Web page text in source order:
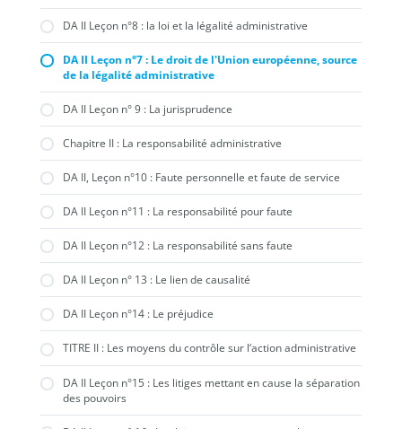
DA II Leçon n°8 : la loi et la légalité administrative
DA II Leçon n°7 : Le droit de l'Union européenne, source
de la légalité administrative
DA II Leçon n° 9 : La jurisprudence
Chapitre II : La responsabilité administrative
DA II, Leçon n°10 : Faute personnelle et faute de service
DA II Leçon n°11 : La responsabilité pour faute
DA II Leçon n°12 : La responsabilité sans faute
DA II Leçon n° 13 : Le lien de causalité
DA II Leçon n°14 : Le préjudice
TITRE II : Les moyens du contrôle sur l‘action administrative
DA II Leçon n°15 : Les litiges mettant en cause la séparation
des pouvoirs